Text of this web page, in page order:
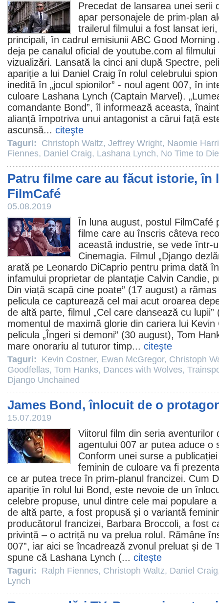
Precedat de lansarea unei serii
apar personajele de prim-plan
trailerul filmului a fost lansat
principali, în cadrul emisiunii ABC Good
deja pe canalul oficial de youtube.com al
vizualizări. Lansată la cinci ani după Spectre,
apariție a lui Daniel Craig în rolul celebrului
inedită în „jocul spionilor” - noul agent 007, în
culoare Lashana Lynch (Captain Marvel).
comandante Bond”, îl informează aceasta,
alianță împotriva unui antagonist a cărui față
ascunsă... citeşte
Taguri: Christoph Waltz, Jeffrey Wright, Naomie
Fiennes, Daniel Craig, Lashana Lynch, No Time to Die
Patru filme care au făcut istorie, în
FilmCafé
05.08.2019
În luna august, postul FilmCafé
filme care au înscris câteva
această industrie, se vede într-
Cinemagia. Filmul „Django
arată pe Leonardo DiCaprio pentru prima dată
infamului proprietar de plantație Calvin Candie,
Din viață scapă cine poate” (17 august) a
pelicula ce capturează cel mai acut oroarea
de altă parte, filmul „Cel care dansează cu lupii”
momentul de maximă glorie din cariera lui Kevin
pelicula „Îngeri și demoni” (30 august), Tom
mare onorariu al tuturor timp... citeşte
Taguri: Kevin Costner, Ewan McGregor, Christoph
Goodfellas, Tom Hanks, Dances with Wolves,
Django Unchained
James Bond, înlocuit de o
15.07.2019
Viitorul film din seria aventurilor
agentului 007 ar putea aduce o
Conform unei surse a
feminin de culoare va fi
ce ar putea trece în prim-planul francizei. Cum
apariție în rolul lui Bond, este nevoie de un
celebre propuse, unul dintre cele mai populare
de altă parte, a fost propusă și o variantă
producătorul francizei, Barbara Broccoli, a fost
privință – o actriță nu va prelua rolul. Rămâne
007”, iar aici se încadrează zvonul preluat și de
spune că Lashana Lynch (... citeşte
Taguri: Ralph Fiennes, Christoph Waltz, Daniel Craig
Lynch